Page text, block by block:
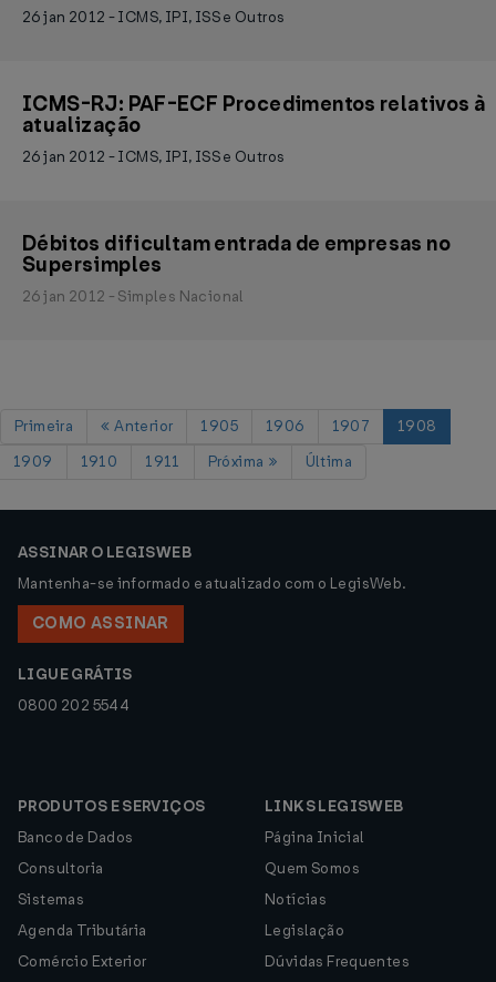
26 jan 2012 - ICMS, IPI, ISS e Outros
ICMS-RJ: PAF-ECF Procedimentos relativos à
atualização
26 jan 2012 - ICMS, IPI, ISS e Outros
Débitos dificultam entrada de empresas no
Supersimples
26 jan 2012 - Simples Nacional
Primeira Anterior 1905 1906 1907
1908
1909
1910 1911 Próxima Última
ASSINAR O LEGISWEB
Mantenha-se informado e atualizado com o LegisWeb.
COMO ASSINAR
LIGUE GRÁTIS
0800 202 5544
PRODUTOS E SERVIÇOS
Banco de Dados
Consultoria
Sistemas
Agenda Tributária
Comércio Exterior
LINKS LEGISWEB
Página Inicial
Quem Somos
Notícias
Legislação
Dúvidas Frequentes